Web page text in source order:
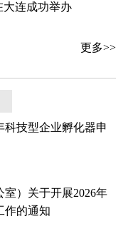
更多>>
大连成功举办
科技型企业孵化器申
）关于开展2026年
作的通知